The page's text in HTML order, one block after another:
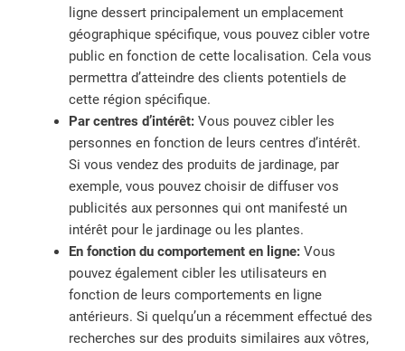
ligne dessert principalement un emplacement
géographique spécifique, vous pouvez cibler votre
public en fonction de cette localisation. Cela vous
permettra d’atteindre des clients potentiels de
cette région spécifique.
Par centres d’intérêt: Vous pouvez cibler les
personnes en fonction de leurs centres d’intérêt.
Si vous vendez des produits de jardinage, par
exemple, vous pouvez choisir de diffuser vos
publicités aux personnes qui ont manifesté un
intérêt pour le jardinage ou les plantes.
En fonction du comportement en ligne: Vous
pouvez également cibler les utilisateurs en
fonction de leurs comportements en ligne
antérieurs. Si quelqu’un a récemment effectué des
recherches sur des produits similaires aux vôtres,